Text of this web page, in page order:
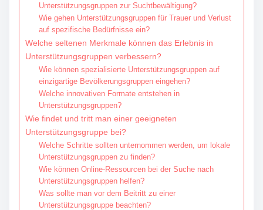
Unterstützungsgruppen zur Suchtbewältigung?
Wie gehen Unterstützungsgruppen für Trauer und Verlust
auf spezifische Bedürfnisse ein?
Welche seltenen Merkmale können das Erlebnis in
Unterstützungsgruppen verbessern?
Wie können spezialisierte Unterstützungsgruppen auf
einzigartige Bevölkerungsgruppen eingehen?
Welche innovativen Formate entstehen in
Unterstützungsgruppen?
Wie findet und tritt man einer geeigneten
Unterstützungsgruppe bei?
Welche Schritte sollten unternommen werden, um lokale
Unterstützungsgruppen zu finden?
Wie können Online-Ressourcen bei der Suche nach
Unterstützungsgruppen helfen?
Was sollte man vor dem Beitritt zu einer
Unterstützungsgruppe beachten?